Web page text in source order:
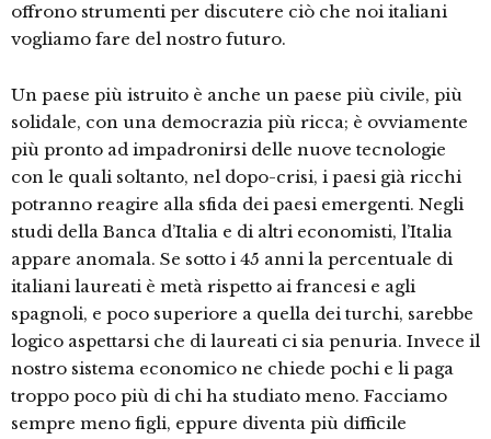
offrono strumenti per discutere ciò che noi italiani
vogliamo fare del nostro futuro.
Un paese più istruito è anche un paese più civile, più
solidale, con una democrazia più ricca; è ovviamente
più pronto ad impadronirsi delle nuove tecnologie
con le quali soltanto, nel dopo-crisi, i paesi già ricchi
potranno reagire alla sfida dei paesi emergenti. Negli
studi della Banca d’Italia e di altri economisti, l’Italia
appare anomala. Se sotto i 45 anni la percentuale di
italiani laureati è metà rispetto ai francesi e agli
spagnoli, e poco superiore a quella dei turchi, sarebbe
logico aspettarsi che di laureati ci sia penuria. Invece il
nostro sistema economico ne chiede pochi e li paga
troppo poco più di chi ha studiato meno. Facciamo
sempre meno figli, eppure diventa più difficile